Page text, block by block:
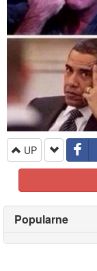
UP
Popularne